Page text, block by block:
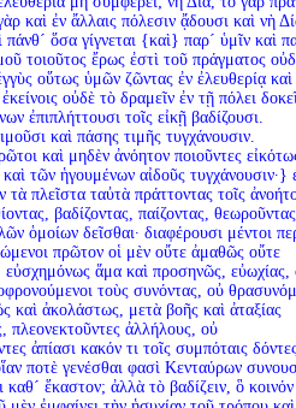
καὶ ἐν ἄλλαις πόλεσιν ᾄδουσι καὶ νὴ
πάνθ´ ὅσα γίγνεται {καὶ} παρ´ ὑμῖν καὶ
τοιοῦτος ἔρως ἐστὶ τοῦ πράγματος
οὕτως ὑμῶν ζῶντας ἐν ἐλευθερίᾳ
οὐδὲ τὸ δραμεῖν ἐν τῇ πόλει
ἐπιπλήττουσι τοῖς εἰκῇ βαδίζουσι.
καὶ πάσης τιμῆς τυγχάνουσιν.
καὶ μηδὲν ἀνόητον ποιοῦντες
τῶν ἡγουμένων αἰδοῦς τυγχάνουσιν·}
πλεῖστα ταὐτὰ πράττοντας τοῖς
βαδίζοντας, παίζοντας,
ὁμοίων δεῖσθαι· διαφέρουσι μέντοι
πρῶτον οἱ μὲν οὔτε ἀμαθῶς οὔτε
εὐσχημόνως ἅμα καὶ προσηνῶς, εὐωχίας,
τοὺς συνόντας, οὐ
καὶ ἀκολάστως, μετὰ βοῆς καὶ ἀταξίας
πλεονεκτοῦντες ἀλλήλους, οὐ
ἀπίασι κακόν τι τοῖς συμπόταις
ποτὲ γενέσθαι φασὶ Κενταύρων
καθ´ ἕκαστον; ἀλλὰ τὸ βαδίζειν, ὃ κοινόν